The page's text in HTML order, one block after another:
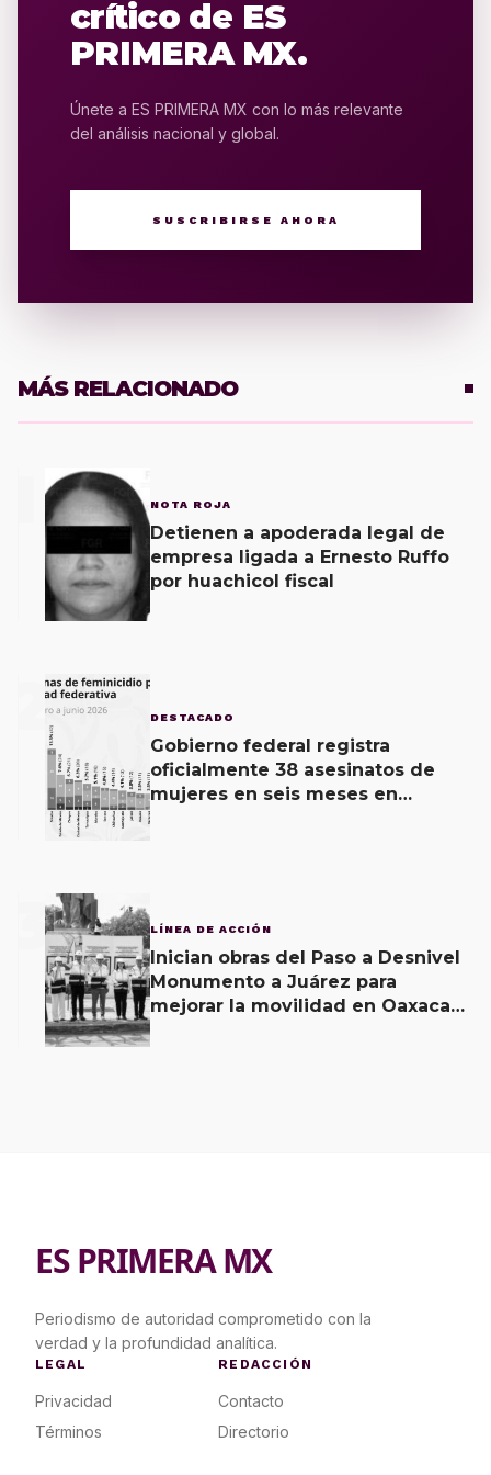
crítico de ES
PRIMERA MX.
Únete a ES PRIMERA MX con lo más relevante
del análisis nacional y global.
SUSCRIBIRSE AHORA
MÁS RELACIONADO
NOTA ROJA
Detienen a apoderada legal de
empresa ligada a Ernesto Ruffo
por huachicol fiscal
2 DESTACADO
Gobierno federal registra
oficialmente 38 asesinatos de
mujeres en seis meses en
3 LÍNEA DE ACCIÓN
Inician obras del Paso a Desnivel
Monumento a Juárez para
mejorar la movilidad en Oaxaca
ES PRIMERA MX
Periodismo de autoridad comprometido con la
verdad y la profundidad analítica.
LEGAL
Privacidad
Términos
REDACCIÓN
Contacto
Directorio